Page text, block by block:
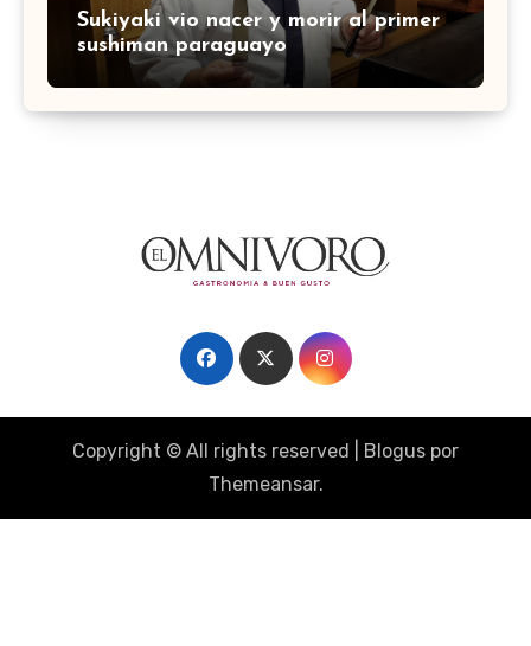
Sukiyaki vio nacer y morir al primer
sushiman paraguayo
Copyright © All rights reserved Blogus por
Themeansar.